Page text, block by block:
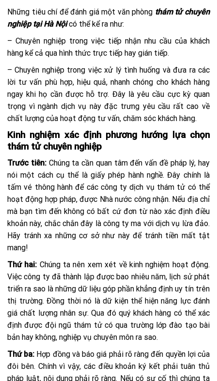
Những tiêu chí để đánh giá một văn phòng thám tử chuyên
nghiệp tại Hà Nộicó thể kể ra như:
– Chuyên nghiệp trong việc tiếp nhận nhu cầu của khách
hàng kể cả qua hình thức trực tiếp hay gián tiếp.
– Chuyên nghiệp trong việc xử lý tình huống và đưa ra các
lời tư vấn phù hợp, hiệu quả, nhanh chóng cho khách hàng
ngay khi họ cần được hỗ trợ. Đây là yêu cầu cực kỳ quan
trọng vì ngành dịch vụ này đặc trưng yêu cầu rất cao về
chất lượng của hoạt động tư vấn, chăm sóc khách hàng.
Kinh nghiệm xác định phương hướng lựa chọn
thám tử chuyên nghiệp
Trước tiên:Chúng ta cần quan tâm đến vấn đề pháp lý, hay
nói một cách cụ thể là giấy phép hành nghề. Đây chính là
tấm vé thông hành để các công ty dịch vụ thám tử có thể
hoạt động hợp pháp, được Nhà nước công nhận. Nếu địa chỉ
mà bạn tìm đến không có bất cứ đơn từ nào xác định điều
khoản này, chắc chắn đây là công ty ma với dịch vụ lừa đảo.
Hãy tránh xa những cơ sở như này để tránh tiền mất tật
mang!
Thứ hai: Chúng ta nên xem xét về kinh nghiệm hoạt động.
Việc công ty đã thành lập được bao nhiêu năm, lịch sử phát
triển ra sao là những dữ liệu góp phần khẳng định uy tín trên
thị trường. Đồng thời nó là dữ kiện thể hiện năng lực đánh
giá chất lượng nhân sự. Qua đó quý khách hàng có thể xác
định được đội ngũ thám tử có qua trường lớp đào tạo bài
bản hay không, nghiệp vụ chuyên môn ra sao.
Thứ ba: Hợp đồng và báo giá phải rõ ràng đến quyền lợi của
đôi bên. Chính vì vậy, các điều khoản ký kết phải tuân thủ
pháp luật, nội dung phải rõ ràng. Nếu có sự cố thì chúng ta